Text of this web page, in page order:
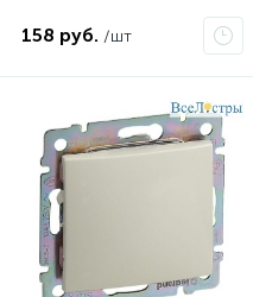
158 руб. /шт